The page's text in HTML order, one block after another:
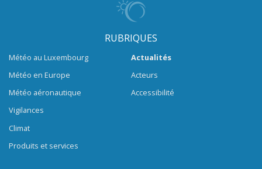
RUBRIQUES
Météo au Luxembourg
Météo en Europe
Météo aéronautique
Vigilances
Climat
Produits et services
Actualités
Acteurs
Accessibilité